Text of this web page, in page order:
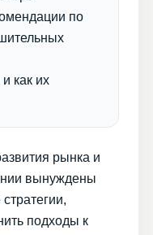
по
как их
рынка и
вынуждены
подходы к